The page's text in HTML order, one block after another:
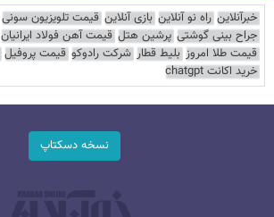
خبرآنلاین راه نو آنلاین بازی آنلاین قیمت تلویزیون سونی
جراح بینی گوشتی پرشین هتل قیمت آهن فولاد ایرانیان
قیمت طلا امروز بلیط قطار شرکت رادوکو قیمت پروفیل
خرید اکانت chatgpt
نسخه دسکتاپ